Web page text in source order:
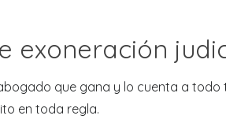
exoneración
que gana y lo cuenta a
en toda regla.